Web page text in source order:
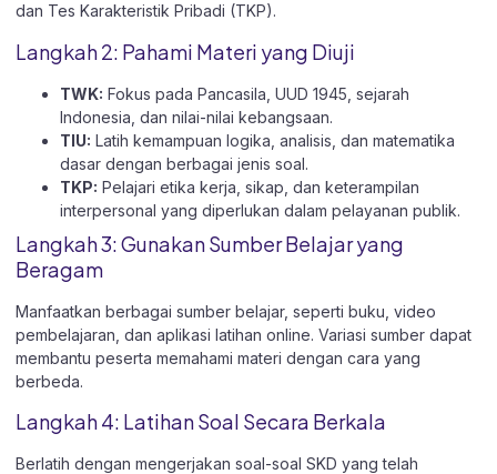
dan Tes Karakteristik Pribadi (TKP).
Langkah 2: Pahami Materi yang Diuji
TWK: Fokus pada Pancasila, UUD 1945, sejarah
Indonesia, dan nilai-nilai kebangsaan.
TIU: Latih kemampuan logika, analisis, dan matematika
dasar dengan berbagai jenis soal.
TKP: Pelajari etika kerja, sikap, dan keterampilan
interpersonal yang diperlukan dalam pelayanan publik.
Langkah 3: Gunakan Sumber Belajar yang
Beragam
Manfaatkan berbagai sumber belajar, seperti buku, video
pembelajaran, dan aplikasi latihan online. Variasi sumber dapat
membantu peserta memahami materi dengan cara yang
berbeda.
Langkah 4: Latihan Soal Secara Berkala
Berlatih dengan mengerjakan soal-soal SKD yang telah